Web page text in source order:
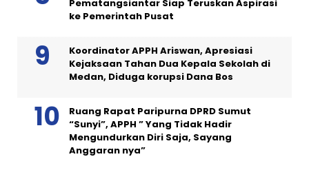
Pematangsiantar Siap Teruskan Aspirasi
ke Pemerintah Pusat
Koordinator APPH Ariswan, Apresiasi
Kejaksaan Tahan Dua Kepala Sekolah di
Medan, Diduga korupsi Dana Bos
Ruang Rapat Paripurna DPRD Sumut
“Sunyi”, APPH ” Yang Tidak Hadir
Mengundurkan Diri Saja, Sayang
Anggaran nya”